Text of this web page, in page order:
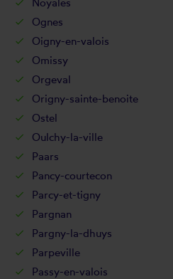
Ognes
Oigny-en-valois
Omissy
Orgeval
Origny-sainte-benoite
Ostel
Oulchy-la-ville
Paars
Pancy-courtecon
Parcy-et-tigny
Pargnan
Pargny-la-dhuys
Parpeville
Passy-en-valois